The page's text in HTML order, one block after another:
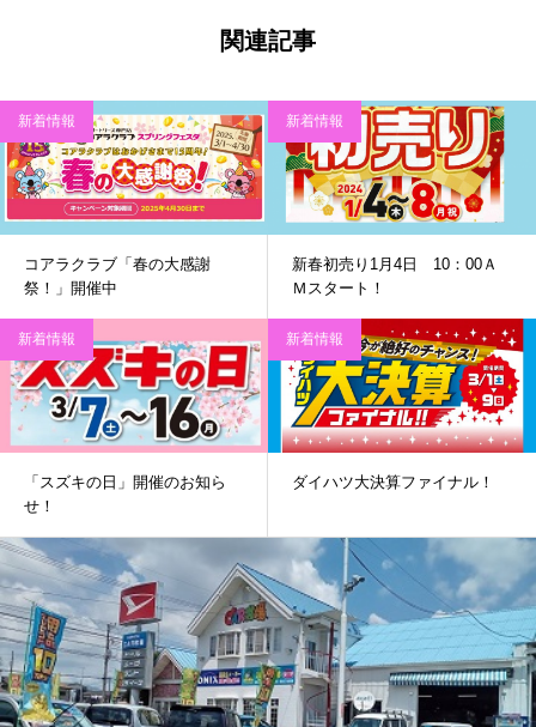
関連記事
新着情報
コアラクラブ「春の大感謝
祭！」開催中
新着情報
新春初売り1月4日 10：00Ａ
Ｍスタート！
新着情報
「スズキの日」開催のお知ら
せ！
新着情報
ダイハツ大決算ファイナル！